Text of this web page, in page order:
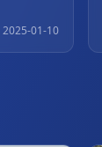
2025-01-10